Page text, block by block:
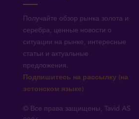
Получайте обзор рынка золота и
серебра, ценные новости о
ситуации на рынке, интересные
статьи и актуальные
предложения.
Подпишитесь на рассылку (на
эстонском языке)
© Все права защищены, Tavid AS